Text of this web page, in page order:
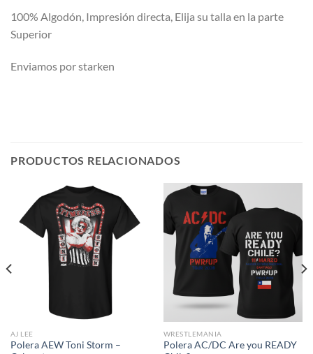
100% Algodón, Impresión directa, Elija su talla en la parte
Superior
Enviamos por starken
PRODUCTOS RELACIONADOS
AJ LEE
Polera AEW Toni Storm –
WRESTLEMANIA
Polera AC/DC Are you READY